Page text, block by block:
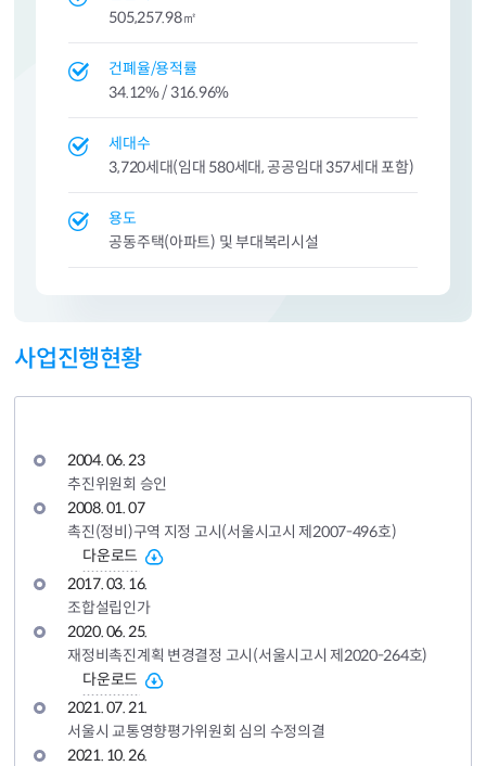
505,257.98㎡
건폐율/용적률
34.12% / 316.96%
세대수
3,720세대(임대 580세대, 공공임대 357세대 포함)
용도
공동주택(아파트) 및 부대복리시설
사업진행현황
2004. 06. 23
추진위원회 승인
2008. 01. 07
촉진(정비)구역 지정 고시(서울시고시 제2007-496호)
다운로드
2017. 03. 16.
조합설립인가
2020. 06. 25.
재정비촉진계획 변경결정 고시(서울시고시 제2020-264호)
다운로드
2021. 07. 21.
서울시 교통영향평가위원회 심의 수정의결
2021. 10. 26.